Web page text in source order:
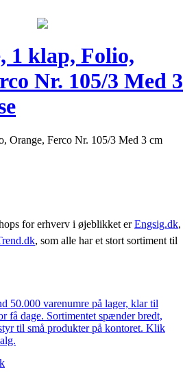
1 klap, Folio,
Nr. 105/3 Med 3
Orange, Ferco Nr. 105/3 Med 3 cm
for erhverv i øjeblikket erEngsig.dk,
, som alle har et stort sortiment til
50.000 varenumre på lager, klar til
få dage. Sortimentet spænder bredt,
til små produkter på kontoret. Klik